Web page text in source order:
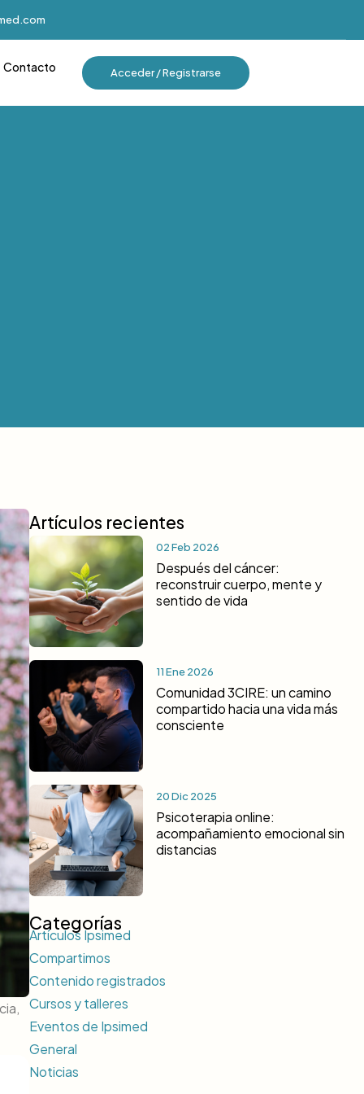
Contacto Acceder / Registrarse
Artículos recientes
02 Feb 2026
Después del cáncer:
reconstruir cuerpo, mente y
sentido de vida
11 Ene 2026
Comunidad 3CIRE: un camino
compartido hacia una vida más
consciente
20 Dic 2025
Psicoterapia online:
acompañamiento emocional sin
distancias
Categorías
Artículos Ipsimed
Compartimos
Contenido registrados
Cursos y talleres
Eventos de Ipsimed
General
Noticias